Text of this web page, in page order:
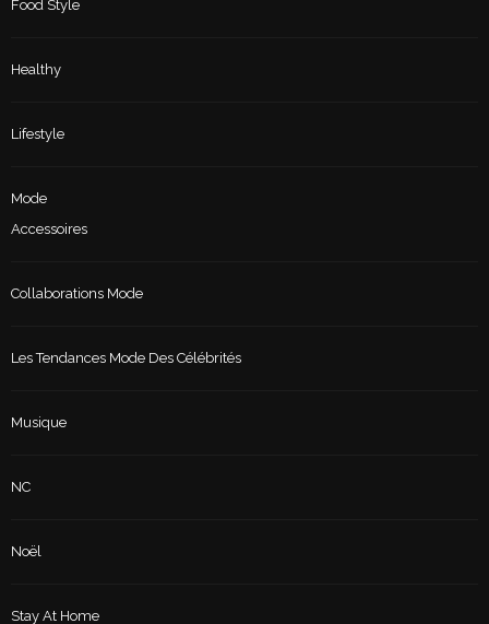
Food Style
Healthy
Lifestyle
Mode
Accessoires
Collaborations Mode
Les Tendances Mode Des Célébrités
Musique
NC
Noël
Stay At Home